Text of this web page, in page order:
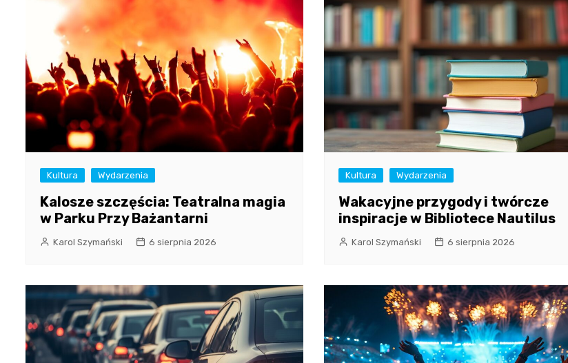
Kultura Wydarzenia
Kalosze szczęścia: Teatralna magia
w Parku Przy Bażantarni
Karol Szymański 6 sierpnia 2026
Kultura Wydarzenia
Wakacyjne przygody i twórcze
inspiracje w Bibliotece Nautilus
Karol Szymański 6 sierpnia 2026